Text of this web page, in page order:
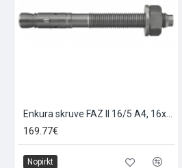
Enkura skruve FAZ II 16/5 A4, 16x128
169.77€
Nopirkt